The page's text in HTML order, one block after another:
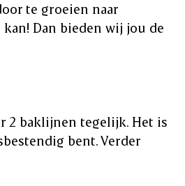
te groeien naar
Dan bieden wij jou de
2 baklijnen tegelijk. Het is
bent. Verder